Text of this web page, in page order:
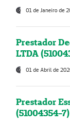
01 de Janeiro de
Prestador
LTDA
01 de Abril de
Prestador
(51004354-7)